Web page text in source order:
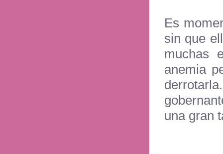
Es
sin que
muchas
anemia
una gran